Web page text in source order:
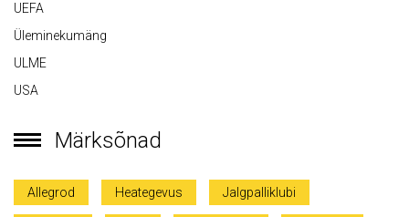
UEFA
Üleminekumäng
ULME
USA
Märksõnad
Allegrod Heategevus Jalgpalliklubi